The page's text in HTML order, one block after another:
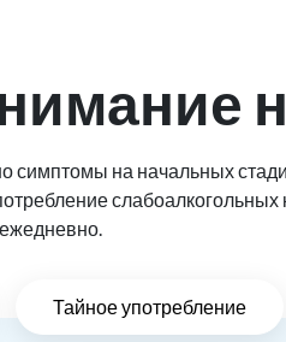
симптомы на начальных
слабоалкогольных
Тайное употребление